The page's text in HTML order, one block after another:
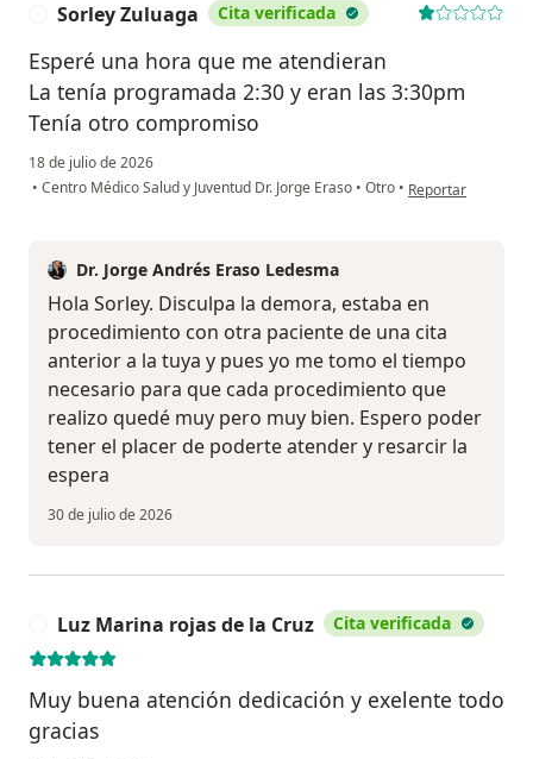
Sorley Zuluaga Cita verificada
Esperé una hora que me atendieran
La tenía programada 2:30 y eran las 3:30pm
Tenía otro compromiso
18 de julio de 2026
• Centro Médico Salud y Juventud Dr. Jorge Eraso • Otro • en opinión del
Reportar
Dr. Jorge Andrés Eraso Ledesma
Hola Sorley. Disculpa la demora, estaba en
procedimiento con otra paciente de una cita
anterior a la tuya y pues yo me tomo el tiempo
necesario para que cada procedimiento que
realizo quedé muy pero muy bien. Espero poder
tener el placer de poderte atender y resarcir la
espera
30 de julio de 2026
Luz Marina rojas de la Cruz Cita verificada
Muy buena atención dedicación y exelente todo
gracias